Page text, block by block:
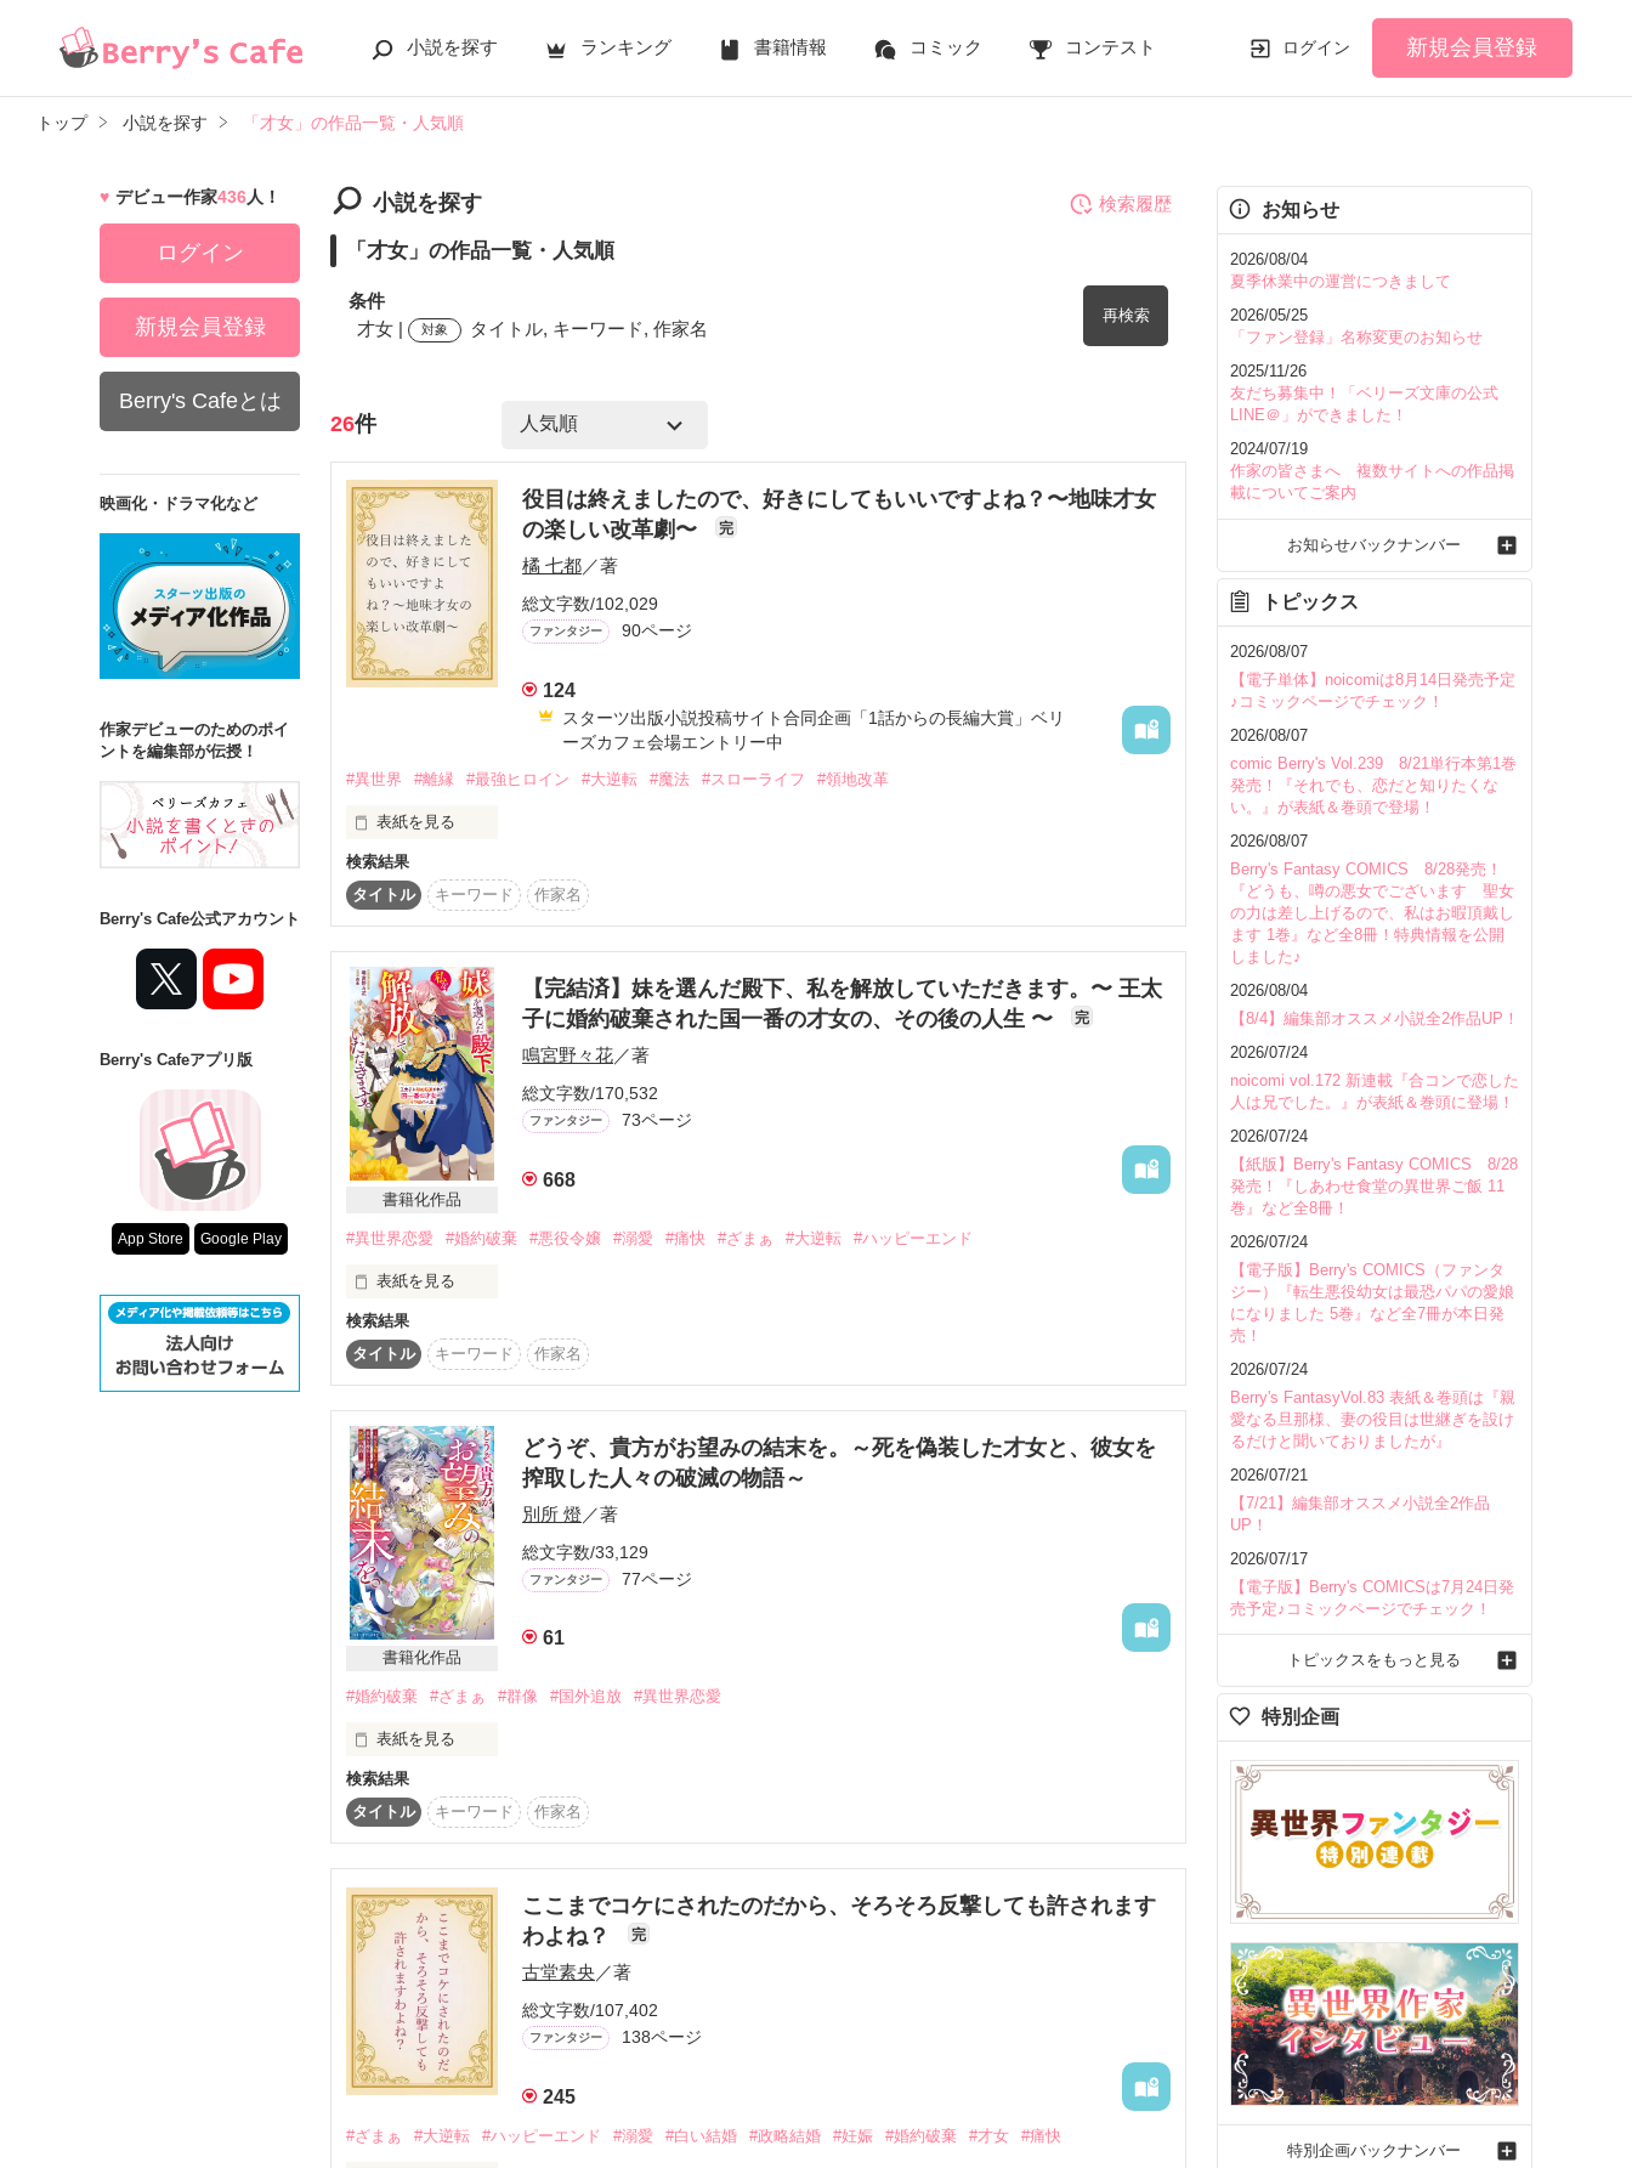
小説を探す ランキング 書籍情報 コミック コンテスト ログイン 新規会員登録
トップ 小説を探す 「才女」の作品一覧・人気順
小説を探す
「才女」の作品一覧・人気順
条件
才女 |
対象 タイトル, キーワード, 作家名
再検索
検索ワード
を含む
詳しく検索
検索対象
タイトル
キーワード
感想
ステータス
全て
完結 更新中
作品の長さ
長編
中編 短編
作品の長さについて
コンテスト
超短編！フェチから始まる溺愛コンテスト
スターツ出版小説投稿サイト合同企画「1話からの長編大賞」ベリーズカフェ会場
その他の条件
動画あり
コミックあり
検索履歴
26件
役目は終えましたので、好きにしてもいいですよね？〜地味才女
の楽しい改革劇〜
完
橘 七都／著
総文字数/102,029
ファンタジー 90ページ
124
スターツ出版小説投稿サイト合同企画「1話からの長編大賞」ベリ
ーズカフェ会場エントリー中
#異世界 #離縁 #最強ヒロイン #大逆転 #魔法 #スローライフ #領地改革
表紙を見る
※1話だけ大賞応募作品です。
*2026/3/31
ありがとうございます！
*2026/6/30
「1話からの長編大賞」応募のため長編化。
検索結果
タイトル
キーワード 作家名
書籍化作品
【完結済】妹を選んだ殿下、私を解放していただきます。〜 王太
子に婚約破棄された国一番の才女の、その後の人生 〜
完
鳴宮野々花／著
総文字数/170,532
ファンタジー 73ページ
668
#異世界恋愛 #婚約破棄 #悪役令嬢 #溺愛 #痛快 #ざまぁ #大逆転 #ハッピーエンド
表紙を見る
ハートネル侯爵家の長女エリッサは、フルヴィオ王太子の婚約者。やがては王太子妃となりフルヴィ
オを支えるために、幼い頃から自己研鑚を重ねてきた。外交が苦手なフルヴィオをフォローするために
と、エリッサは学園を休学しながら近隣諸国を飛び回り、外交や異文化の勉強に努め、次期王太子妃と
そんなある日、国外にいたエリッサの元に国王陛下崩御の知らせが。慌てて帰国すると、自分の婚約
者であるはずのフルヴィオ王太子の隣には、エリッサの実妹キャロルが寄り添っていた────
「君がこの国にいない間、キャロルはいつも俺のそばで、俺を支えてくれていた」「フルヴィオ様があ
たしを必要だと言うの。ごめんなさい、お姉様……！」
自分が国外を飛び回っていたのは全てフルヴィオのためだった。そう訴えるエリッサに、フルヴィオ
と妹キャロルのみならず、両親までもエリッサを咎める。
「承知いたしました。殿下、私を解放していただきます」
これからは自分のための人生を生きよう。そう思い再び国を出たエリッサの元に、両親から縁談の知
らせが届き────
※いつもの全てがファンタジーな世界です。何もかもファンタジーです。現代風にアレンジしてある箇
所も多々ございます。
※この作品は小説家になろう、カクヨムにも投稿しています。
検索結果
タイトル
キーワード 作家名
書籍化作品
どうぞ、貴方がお望みの結末を。～死を偽装した才女と、彼女を
搾取した人々の破滅の物語～
別所 燈／著
総文字数/33,129
ファンタジー 77ページ
61
#婚約破棄 #ざまぁ #群像 #国外追放 #異世界恋愛
表紙を見る
どうぞ、貴方がお望みの結末を。～死を偽装した才女と、彼女を搾取した人々の破滅の物語～
作品を読む
検索結果
タイトル
キーワード 作家名
ここまでコケにされたのだから、そろそろ反撃しても許されます
わよね？
完
古堂素央 ／著
総文字数/107,402
ファンタジー 138ページ
245
#ざまぁ #大逆転 #ハッピーエンド #溺愛 #白い結婚 #政略結婚 #妊娠 #婚約破棄 #才女 #痛快
デビュー作家436人！
ログイン
新規会員登録
Berry's Cafeとは
映画化・ドラマ化など
作家デビューのためのポイ
ントを編集部が伝授！
Berry's Cafe公式アカウント
Berry's Cafeアプリ版
App Store Google Play
お知らせ
2026/08/04
夏季休業中の運営につきまして
2026/05/25
「ファン登録」名称変更のお知らせ
2025/11/26
友だち募集中！「ベリーズ文庫の公式
LINE＠」ができました！
2024/07/19
作家の皆さまへ 複数サイトへの作品掲
載についてご案内
お知らせバックナンバー
トピックス
2026/08/07
【電子単体】noicomiは8月14日発売予定
♪コミックページでチェック！
2026/08/07
comic Berry's Vol.239 8/21単行本第1巻
発売！『それでも、恋だと知りたくな
い。』が表紙＆巻頭で登場！
2026/08/07
Berry's Fantasy COMICS 8/28発売！
『どうも、噂の悪女でございます 聖女
の力は差し上げるので、私はお暇頂戴し
ます 1巻』など全8冊！特典情報を公開
しました♪
2026/08/04
【8/4】編集部オススメ小説全2作品UP！
2026/07/24
noicomi vol.172 新連載『合コンで恋した
人は兄でした。』が表紙＆巻頭に登場！
2026/07/24
【紙版】Berry's Fantasy COMICS 8/28
発売！『しあわせ食堂の異世界ご飯 11
巻』など全8冊！
2026/07/24
【電子版】Berry's COMICS（ファンタ
ジー）『転生悪役幼女は最恐パパの愛娘
になりました 5巻』など全7冊が本日発
売！
2026/07/24
Berry's FantasyVol.83 表紙＆巻頭は『親
愛なる旦那様、妻の役目は世継ぎを設け
るだけと聞いておりましたが』
2026/07/21
【7/21】編集部オススメ小説全2作品
UP！
2026/07/17
【電子版】Berry's COMICSは7月24日発
売予定♪コミックページでチェック！
トピックスをもっと見る
特別企画
特別企画バックナンバー